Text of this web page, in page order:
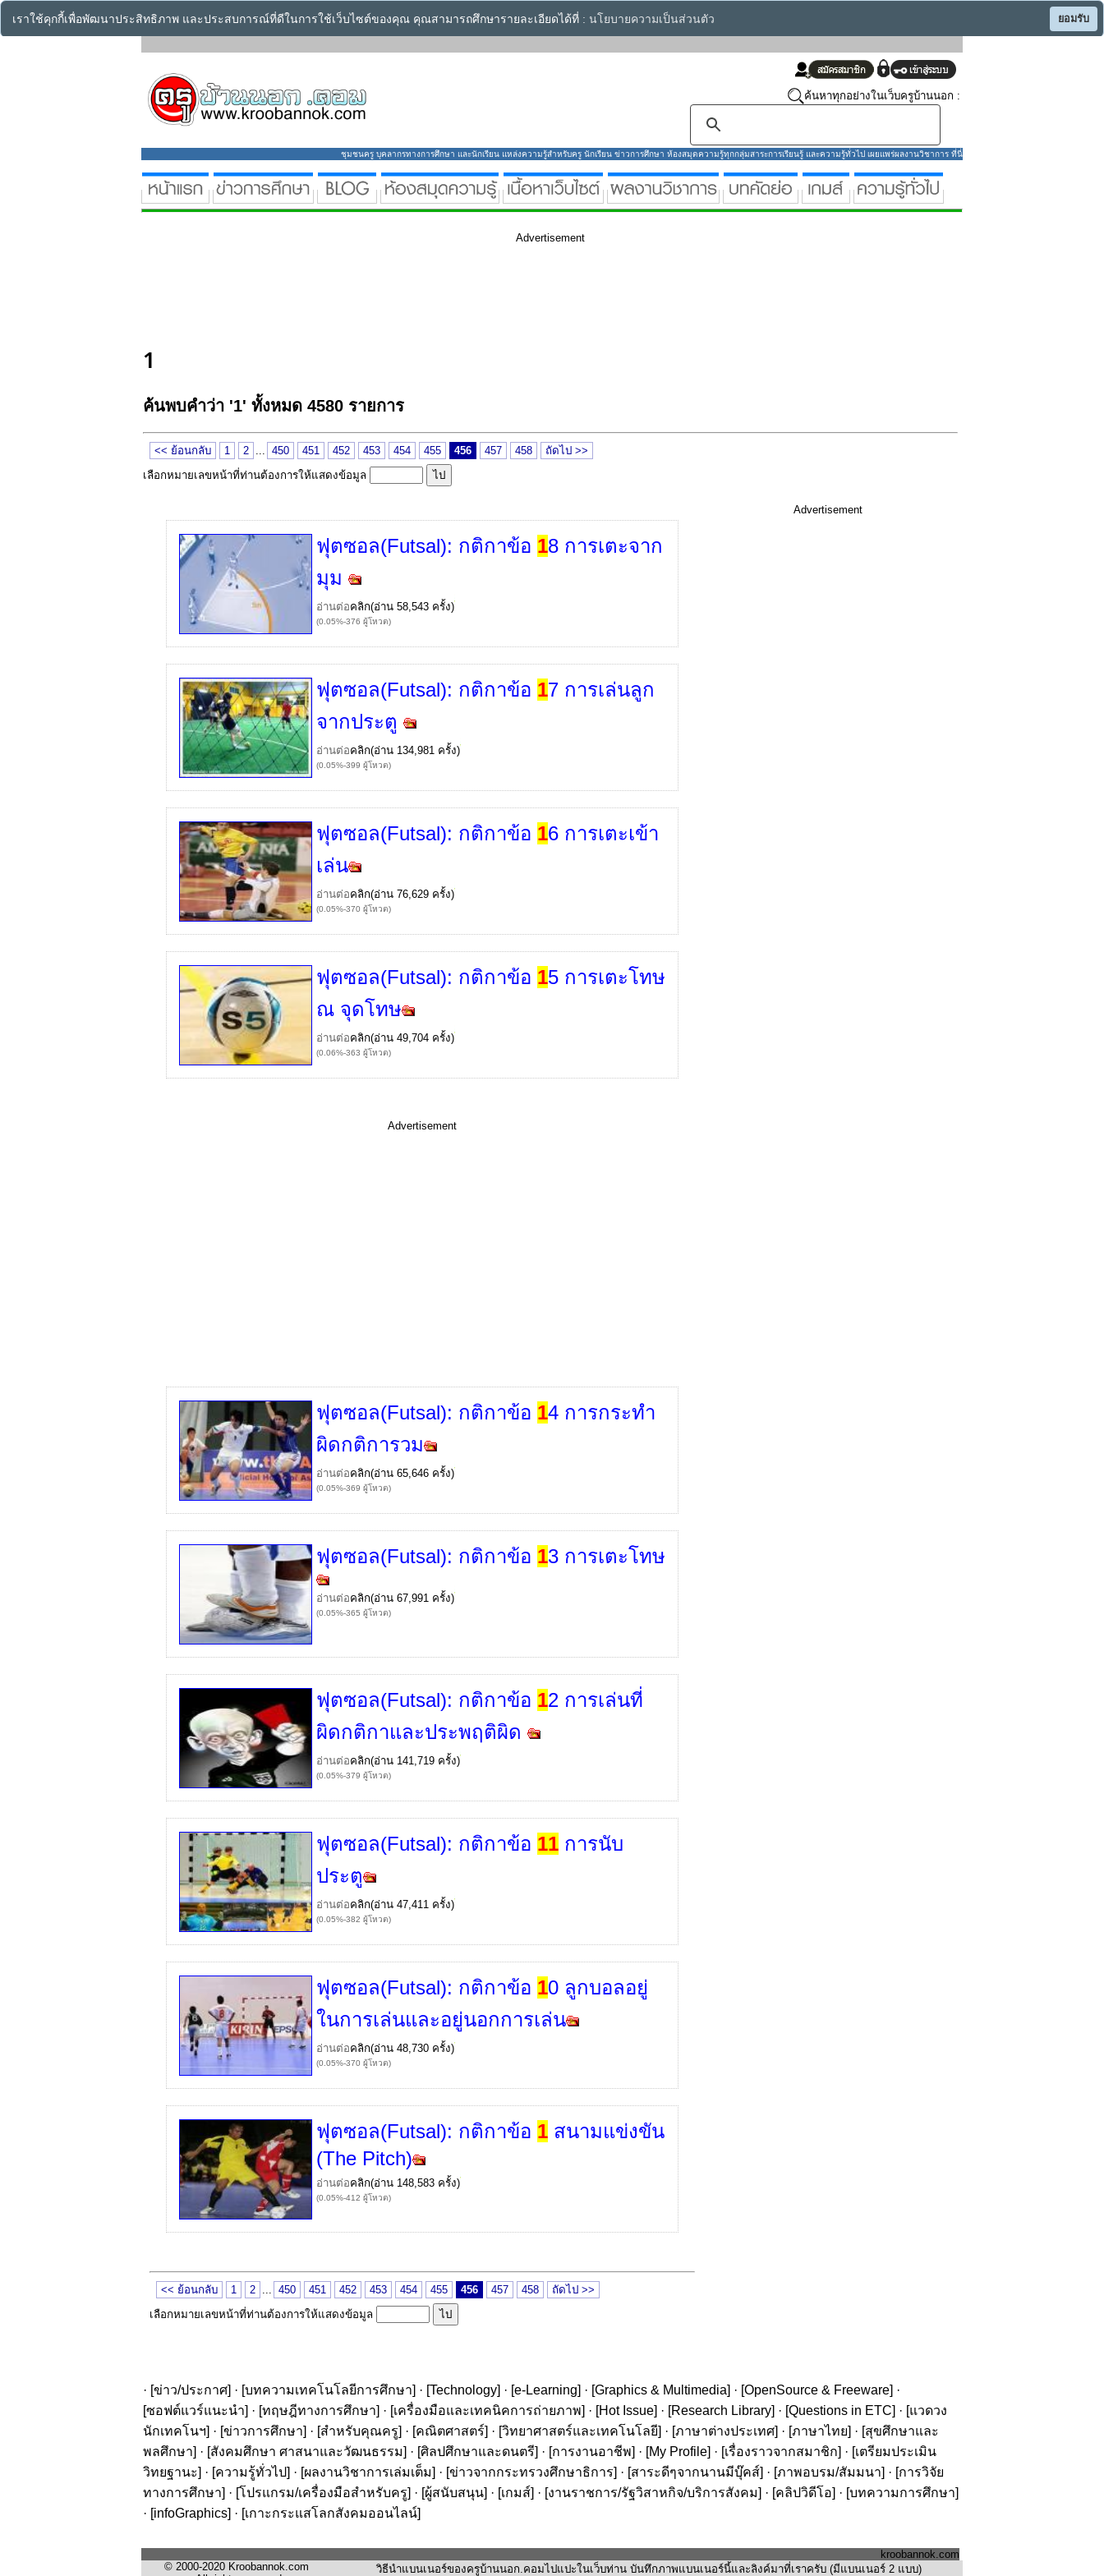
เราใช้คุกกี้เพื่อพัฒนาประสิทธิภาพ และประสบการณ์ที่ดีในการใช้เว็บไซต์ของคุณ คุณสามารถศึกษารายละเอียดได้ที่ : นโยบายความเป็นส่วนตัว ยอมรับ
ค้นหาทุกอย่างในเว็บครูบ้านนอก :
ชุมชนครู บุคลากรทางการศึกษา และนักเรียน แหล่งความรู้สำหรับครู นักเรียน ข่าวการศึกษา ห้องสมุดความรู้ทุกกลุ่มสาระการเรียนรู้ และความรู้ทั่วไป เผยแพร่ผลงานวิชาการ ที่นี่
Advertisement
1
ค้นพบคำว่า '1' ทั้งหมด 4580 รายการ
<< ย้อนกลับ 1 2 450 451 452 453 454 455 456 457 458
ถัดไป >>
เลือกหมายเลขหน้าที่ท่านต้องการให้แสดงข้อมูล
ฟุตซอล(Futsal): กติกาข้อ 18 การเตะจาก
มุม
อ่านต่อคลิก(อ่าน 58,543 ครั้ง)
(0.05%-376 ผู้โหวต)
ฟุตซอล(Futsal): กติกาข้อ 17 การเล่นลูก
จากประตู
อ่านต่อคลิก(อ่าน 134,981 ครั้ง)
(0.05%-399 ผู้โหวต)
ฟุตซอล(Futsal): กติกาข้อ 16 การเตะเข้า
เล่น
อ่านต่อคลิก(อ่าน 76,629 ครั้ง)
(0.05%-370 ผู้โหวต)
ฟุตซอล(Futsal): กติกาข้อ 15 การเตะโทษ
ณ จุดโทษ
อ่านต่อคลิก(อ่าน 49,704 ครั้ง)
(0.06%-363 ผู้โหวต)
Advertisement
ฟุตซอล(Futsal): กติกาข้อ 14 การกระทำ
ผิดกติการวม
อ่านต่อคลิก(อ่าน 65,646 ครั้ง)
(0.05%-369 ผู้โหวต)
ฟุตซอล(Futsal): กติกาข้อ 13 การเตะโทษ
อ่านต่อคลิก(อ่าน 67,991 ครั้ง)
(0.05%-365 ผู้โหวต)
ฟุตซอล(Futsal): กติกาข้อ 12 การเล่นที่
ผิดกติกาและประพฤติผิด
อ่านต่อคลิก(อ่าน 141,719 ครั้ง)
(0.05%-379 ผู้โหวต)
ฟุตซอล(Futsal): กติกาข้อ 11 การนับ
ประตู
อ่านต่อคลิก(อ่าน 47,411 ครั้ง)
(0.05%-382 ผู้โหวต)
ฟุตซอล(Futsal): กติกาข้อ 10 ลูกบอลอยู่
ในการเล่นและอยู่นอกการเล่น
อ่านต่อคลิก(อ่าน 48,730 ครั้ง)
(0.05%-370 ผู้โหวต)
ฟุตซอล(Futsal): กติกาข้อ 1 สนามแข่งขัน
(The Pitch)
อ่านต่อคลิก(อ่าน 148,583 ครั้ง)
(0.05%-412 ผู้โหวต)
<< ย้อนกลับ 1 2 450 451 452 453 454 455 456 457 458
ถัดไป >>
เลือกหมายเลขหน้าที่ท่านต้องการให้แสดงข้อมูล
Advertisement
· [ข่าว/ประกาศ] · [บทความเทคโนโลยีการศึกษา] · [Technology] · [e-Learning] · [Graphics & Multimedia] · [OpenSource & Freeware] ·
[ซอฟต์แวร์แนะนำ] · [ทฤษฎีทางการศึกษา] · [เครื่องมือและเทคนิคการถ่ายภาพ] · [Hot Issue] · [Research Library] · [Questions in ETC] · [แวดวง
นักเทคโนฯ] · [ข่าวการศึกษา] · [สำหรับคุณครู] · [คณิตศาสตร์] · [วิทยาศาสตร์และเทคโนโลยี] · [ภาษาต่างประเทศ] · [ภาษาไทย] · [สุขศึกษาและ
พลศึกษา] · [สังคมศึกษา ศาสนาและวัฒนธรรม] · [ศิลปศึกษาและดนตรี] · [การงานอาชีพ] · [My Profile] · [เรื่องราวจากสมาชิก] · [เตรียมประเมิน
วิทยฐานะ] · [ความรู้ทั่วไป] · [ผลงานวิชาการเล่มเต็ม] · [ข่าวจากกระทรวงศึกษาธิการ] · [สาระดีๆจากนานมีบุ๊คส์] · [ภาพอบรม/สัมมนา] · [การวิจัย
ทางการศึกษา] · [โปรแกรม/เครื่องมือสำหรับครู] · [ผู้สนับสนุน] · [เกมส์] · [งานราชการ/รัฐวิสาหกิจ/บริการสังคม] · [คลิปวิดีโอ] · [บทความการศึกษา]
· [infoGraphics] · [เกาะกระแสโลกสังคมออนไลน์]
kroobannok.com
© 2000-2020 Kroobannok.com
วิธีนำแบนเนอร์ของครูบ้านนอก.คอมไปแปะในเว็บท่าน บันทึกภาพแบนเนอร์นี้และลิงค์มาที่เราครับ (มีแบนเนอร์ 2 แบบ)